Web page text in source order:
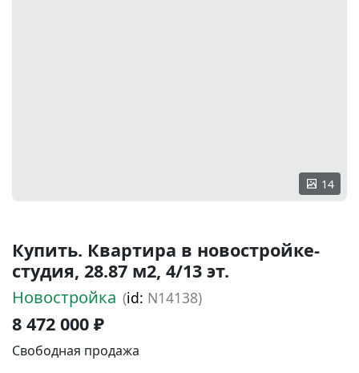
14
Купить. Квартира в новостройке-
студия, 28.87 м2, 4/13 эт.
Новостройка (id: N14138)
8 472 000 ₽
Свободная продажа